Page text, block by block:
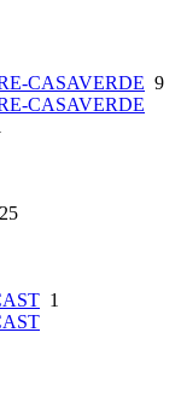
CASAVERDE 9
CASAVERDE
1